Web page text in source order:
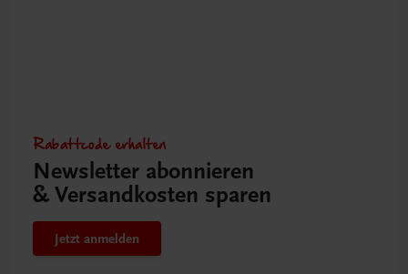
Rabattcode erhalten
Newsletter abonnieren
& Versandkosten sparen
Jetzt anmelden